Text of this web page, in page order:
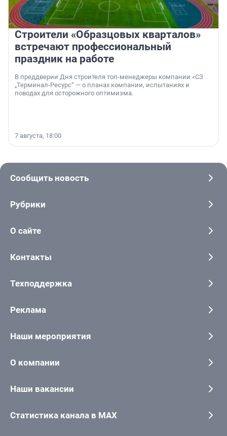
Строители «Образцовых кварталов»
встречают профессиональный
праздник на работе
В преддверии Дня строителя топ-менеджеры компании «СЗ
„Терминал-Ресурс“ — о планах компании, испытаниях и
поводах для осторожного оптимизма.
7 августа, 18:00
Сообщить новость
Рубрики
О сайте
Контакты
Техподдержка
Реклама
Наши мероприятия
О компании
Наши вакансии
Статистика канала в MAX